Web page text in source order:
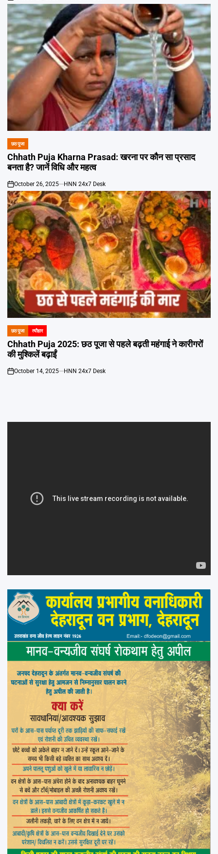
POSTED
IN
छठ पूजा
Chhath Puja Kharna Prasad: खरना पर कौन सा प्रसाद
बनता है? जानें विधि और महत्व
on
October 26, 2025 HNN 24x7 Desk
POSTED
IN
छठ पूजा त्यौहार
Chhath Puja 2025: छठ पूजा से पहले बढ़ती महंगाई ने कारीगरों
की मुश्किलें बढ़ाईं
on
October 14, 2025 HNN 24x7 Desk